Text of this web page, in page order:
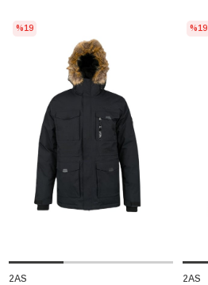
2AS
%19
2AS
%19